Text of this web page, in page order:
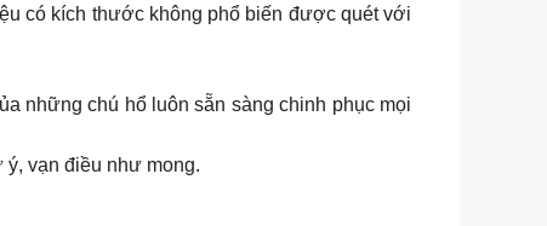
có kích thước không phổ biến được quét với
những chú hổ luôn sẵn sàng chinh phục mọi
vạn điều như mong.